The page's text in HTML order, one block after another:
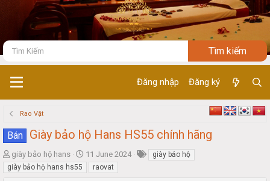
Đăng nhập Đăng ký
Rao Vặt
Bán Giày bảo hộ Hans HS55 chính hãng
T
h
r
giày bảo hộ hans
S
t
a
11 June 2024
giày bảo hộ
giày bảo hộ hans hs55
raovat